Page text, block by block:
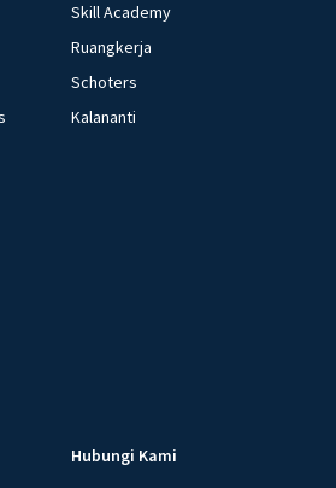
Skill Academy
Ruangkerja
Schoters
Kalananti
Hubungi Kami